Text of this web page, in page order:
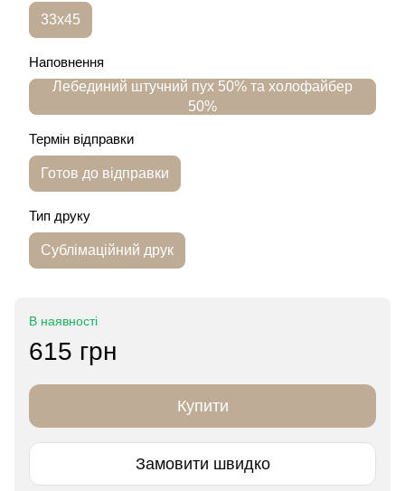
33х45
Наповнення
Лебединий штучний пух 50% та холофайбер
50%
Термін відправки
Готов до відправки
Тип друку
Сублімаційний друк
В наявності
615 грн
Купити
Замовити швидко